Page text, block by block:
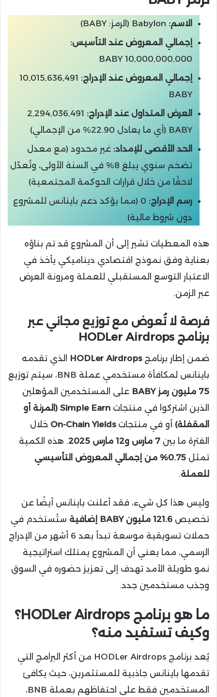
الاسم:
إجمالي المعروض عند التأسيس:
10,000,000,000 BABY
إجمالي المعروض عند الإدراج: 10,015,636,491
BABY
العرض المتداول عند الإدراج: 2,294,036,491
BABY (أي ما يعادل 22.90% من الإجمالي)
الحد الأقصى للإمداد: غير محدود (مع معدل
تضخم سنوي يبلغ 8% في السنة الأولى، وتُعدّل
لاحقًا من خلال قرارات الحوكمة المجتمعية)
رسم الإدراج:
0 (مما يؤكد دعم باينانس للمشروع
دون شروط مالية)
هذه المعطيات تشير إلى أن المشروع قد تم بناؤه
بعناية وفق نموذج اقتصادي ديناميكي يأخذ في
الاعتبار التوسع المستقبلي للعملة ومرونة العرض
عبر الزمن.
فرصة لا تُعوض مع توزيع مجاني عبر
برنامج HODLer Airdrops
ضمن إطار برنامجHODLer Airdrops الذي تقدمه
باينانس لمكافأة مستخدمي عملة BNB، سيتم توزيع
75 مليون رمز BABY
على المستخدمين المؤهلين
الذين اشتركوا في منتجات
Simple Earn (المرنة أو
المقفلة) أو في منتجاتOn-Chain Yields خلال
الفترة ما بين 7 مارس و12 مارس 2025
. هذه الكمية
تمثل
0.75% من إجمالي المعروض التأسيسي
للعملة.
وليس هذا كل شيء، فقد أعلنت باينانس أيضًا عن
تخصيص 121.6 مليون BABY إضافية
ستُستخدم في
حملات تسويقية موسعة تبدأ بعد 6 أشهر من الإدراج
الرسمي، مما يعني أن المشروع يمتلك استراتيجية
نمو طويلة الأمد تهدف إلى تعزيز حضوره في السوق
وجذب مستخدمين جدد.
ما هو برنامج HODLer Airdrops؟
وكيف تستفيد منه؟
يُعد برنامج HODLer Airdrops من أكثر البرامج التي
تقدمها باينانس جاذبية للمستثمرين، حيث يكافئ
المستخدمين فقط على احتفاظهم بعملة BNB،